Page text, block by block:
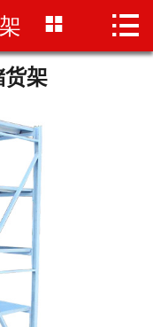
 首页
商超货架
配套设备
仓储行业
联系我们
 
货架